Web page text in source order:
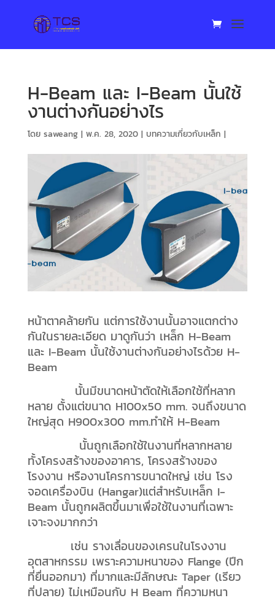
H-Beam และ I-Beam นั้นใช้
งานต่างกันอย่างไร
โดย saweang| พ.ค. 28, 2020| บทความเกี่ยวกับเหล็ก |
หน้าตาคล้ายกัน แต่การใช้งานนั้นอาจแตกต่าง
กันในรายละเอียด มาดูกันว่า เหล็ก H-Beam
และ I-Beam นั้นใช้งานต่างกันอย่างไรด้วย H-
Beam
นั้นมีขนาดหน้าตัดให้เลือกใช้ที่หลาก
หลาย ตั้งแต่ขนาด H100x50 mm. จนถึงขนาด
ใหญ่สุด H900x300 mm.ทำให้ H-Beam
นั้นถูกเลือกใช้ในงานที่หลากหลาย
ทั้งโครงสร้างของอาคาร, โครงสร้างของ
โรงงาน หรืองานโครการขนาดใหญ่ เช่น โรง
จอดเครื่องบิน (Hangar)แต่สำหรับเหล็ก I-
Beam นั้นถูกผลิตขึ้นมาเพื่อใช้ในงานที่เฉพาะ
เจาะจงมากกว่า
เช่น รางเลื่อนของเครนในโรงงาน
อุตสาหกรรม เพราะความหนาของ Flange (ปีก
ที่ยื่นออกมา) ที่มากและมีลักษณะ Taper (เรียว
ที่ปลาย) ไม่เหมือนกับ H Beam ที่ความหนา